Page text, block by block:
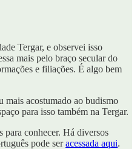
Tergar, e observei isso
mais pelo braço secular do
e filiações. É algo bem
mais acostumado ao budismo
para isso também na Tergar.
para conhecer. Há diversos
pode seracessada aqui.